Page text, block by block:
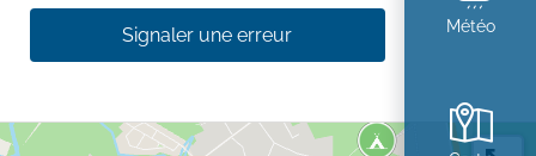
Météo
Signaler une erreur